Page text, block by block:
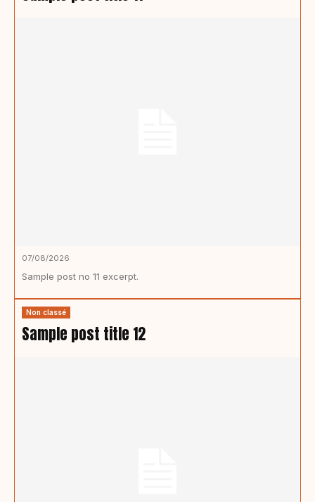
07/08/2026
Sample post no 11 excerpt.
Non classé
Sample post title 12